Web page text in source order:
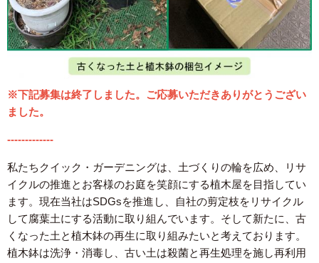
※下記募集は終了しました。ご応募いただきありがとうござい
ました。
-------------
私たちクイック・ガーデニングは、土づくりの輪を広め、リサ
イクルの推進とお客様のお庭を笑顔にする植木屋を目指してい
ます。現在当社はSDGsを推進し、自社の剪定枝をリサイクル
して腐葉土にする活動に取り組んでいます。そして新たに、古
くなった土と植木鉢の再生に取り組みたいと考えております。
植木鉢は洗浄・消毒し、古い土は殺菌と再生処理を施し再利用